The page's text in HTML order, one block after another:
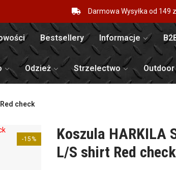
Darmowa Wysyłka od 149
Bestsellery Informacje
Odzież Strzelectwo Outdoor
check
-15%
Koszula HARKILA
L/S shirt Red check